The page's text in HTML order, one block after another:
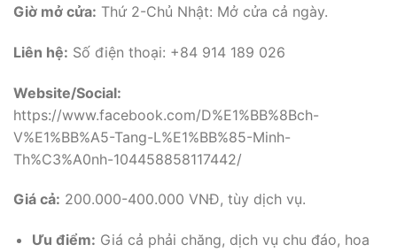
Giờ mở cửa: Thứ 2-Chủ Nhật: Mở cửa cả ngày.
Liên hệ: Số điện thoại: +84 914 189 026
Website/Social:
https://www.facebook.com/D%E1%BB%8Bch-
V%E1%BB%A5-Tang-L%E1%BB%85-Minh-
Th%C3%A0nh-104458858117442/
Giá cả: 200.000-400.000 VNĐ, tùy dịch vụ.
Ưu điểm: Giá cả phải chăng, dịch vụ chu đáo, hoa